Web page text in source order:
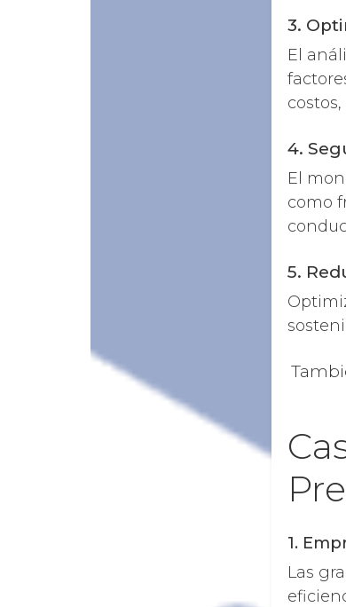
3.
El
4.
El
como
5.
1.
Las